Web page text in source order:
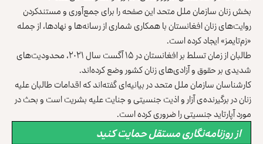
بخش زنان سازمان ملل متحد این صفحه را برای جمع‌آوری و مستندکردن
روایت‌های زنان افغانستان با همکاری شماری از رسانه‌ها و نهادها، از جمله
«زم‌تایمز» ایجاد کرده است.
طالبان از زمان تسلط بر افغانستان در ۱۵ آگست سال ۲۰۲۱، محدودیت‌های
شدیدی بر حقوق و آزادی‌های زنان کشور وضع کرده‌اند.
کارشناسان سازمان ملل متحد در بیانیه‌ای گفته‌اند که اقدامات طالبان علیه
زنان در برگیرنده‌ی آزار و اذیت جنسیتی و جنایت علیه بشریت است و بحث در
مورد آپارتاید جنسیتی را ضروری کرده است.
از روزنامه‌نگاری مستقل حمایت کنید